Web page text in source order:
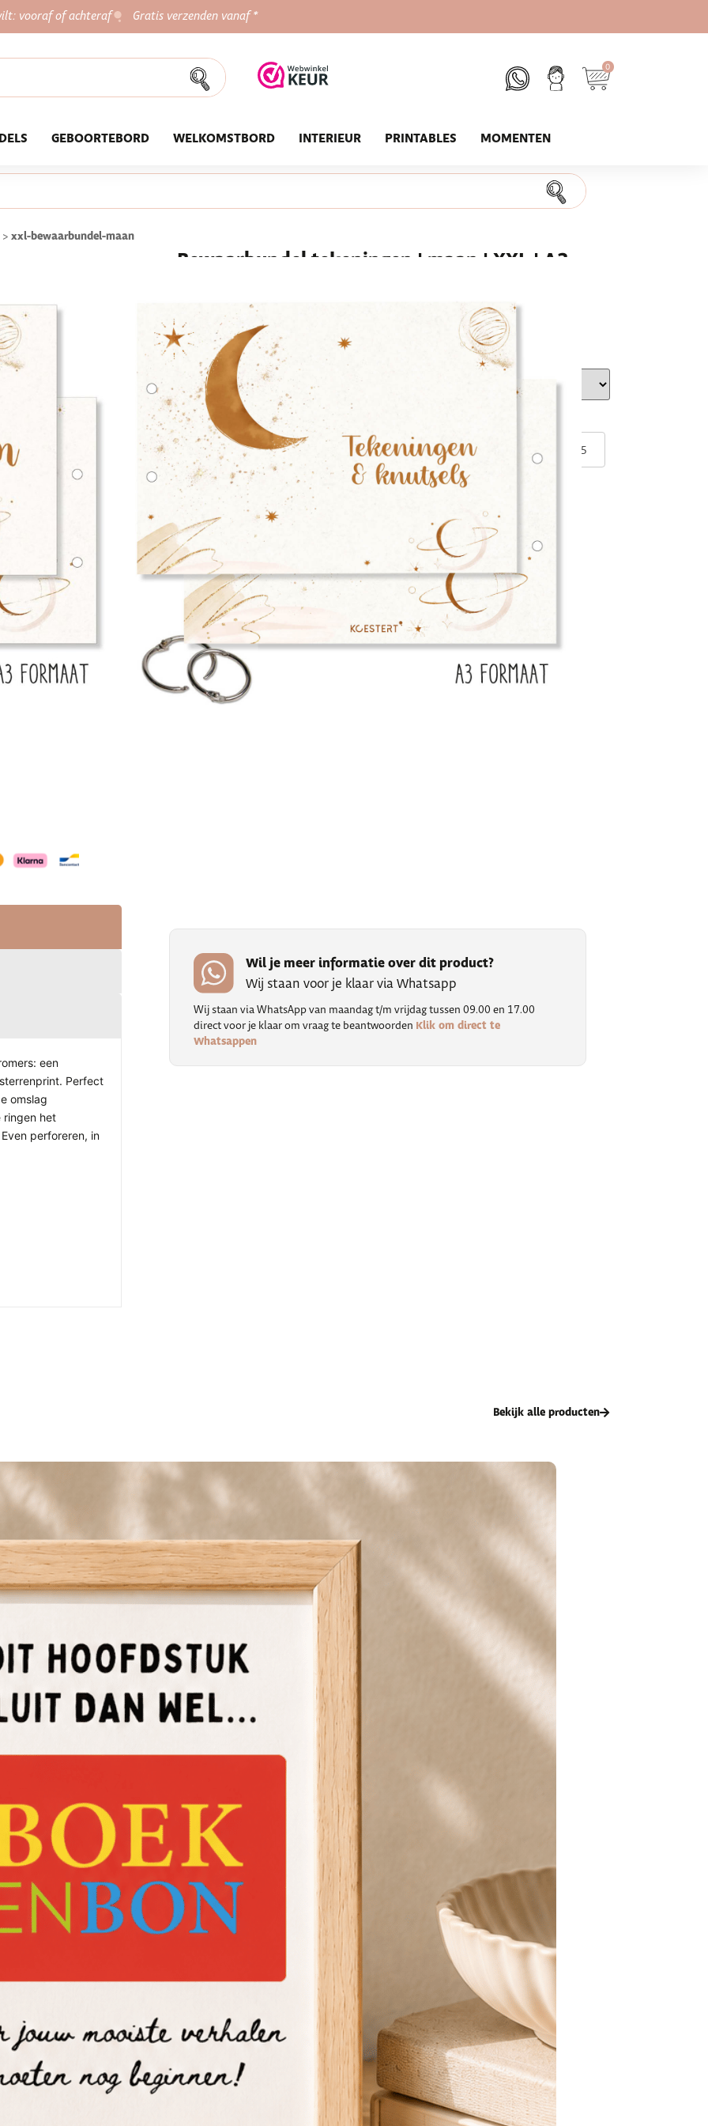
vooraf of achteraf Gratis verzenden vanaf *
0
GEBOORTEBORD WELKOMSTBORD INTERIEUR PRINTABLES MOMENTEN
> xxl-bewaarbundel-maan
Bewaarbundel tekeningen | maan | XXL | A3
€ 22,95
Naam/namen op deze bewaarbundel?
Leuke en handige extra's
Schoolposter met rekentafels 6,95
Snelste levertijd: 1-2 werkdagen
Toevoegen aan winkelwagen
Altijd iets leuks bij je bestelling! Gratis verzending vanaf €100,-
een
Perfect
omslag
ringen het
perforeren, in
Wil je meer informatie over dit product?
Wij staan voor je klaar via Whatsapp
Wij staan via WhatsApp van maandag t/m vrijdag tussen 09.00 en 17.00
direct voor je klaar om vraag te beantwoorden Klik om direct te
Whatsappen
Bekijk alle producten